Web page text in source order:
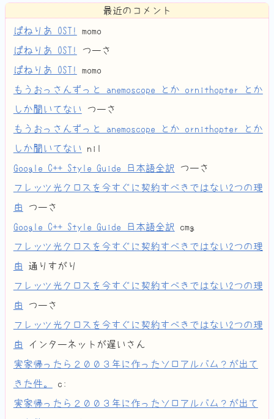
最近のコメント
ぱねりあ OST!
momo
ぱねりあ OST!
つーさ
ぱねりあ OST!
momo
もうおっさんずっと anemoscope とか ornithopter とか
しか聞いてない
つーさ
もうおっさんずっと anemoscope とか ornithopter とか
しか聞いてない
nil
Google C++ Style Guide 日本語全訳
つーさ
フレッツ光クロスを今すぐに契約すべきではない2つの理
由
つーさ
Google C++ Style Guide 日本語全訳
cmg
フレッツ光クロスを今すぐに契約すべきではない2つの理
由
通りすがり
フレッツ光クロスを今すぐに契約すべきではない2つの理
由
つーさ
フレッツ光クロスを今すぐに契約すべきではない2つの理
由
インターネットが遅いさん
実家帰ったら２００３年に作ったソロアルバム？が出て
きた件。
c:
実家帰ったら２００３年に作ったソロアルバム？が出て